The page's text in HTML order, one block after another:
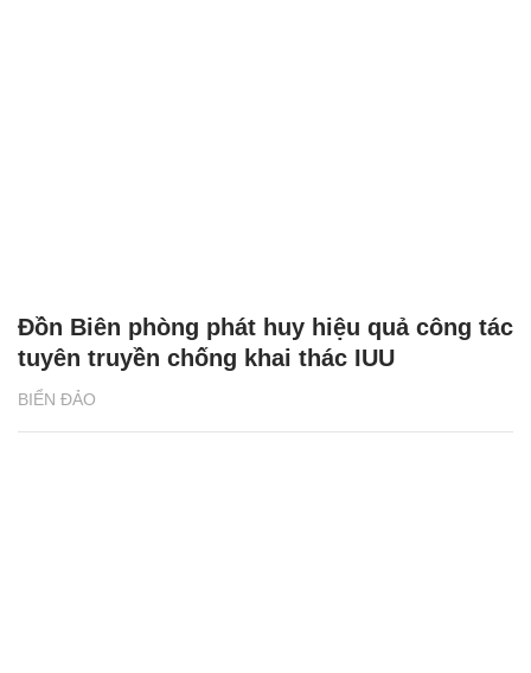
BIỂN ĐẢO
Đồn Biên phòng phát huy hiệu quả công tác
tuyên truyền chống khai thác IUU